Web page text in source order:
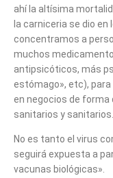
ahí la altísima
la carniceria se dio
concentramos a
muchos
antipsicóticos, más
estómago», etc),
en negocios de
sanitarios y
No es tanto el virus
seguirá expuesta a
vacunas biológicas».